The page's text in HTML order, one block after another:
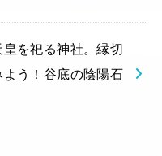
皇を祀る神社。縁切
う！谷底の陰陽石